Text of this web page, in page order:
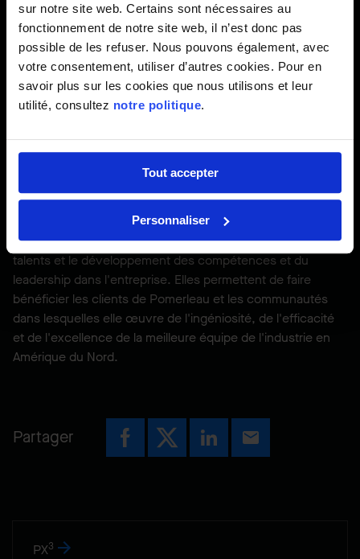
sur notre site web. Certains sont nécessaires au
fonctionnement de notre site web, il n’est donc pas
possible de les refuser. Nous pouvons également, avec
votre consentement, utiliser d’autres cookies. Pour en
savoir plus sur les cookies que nous utilisons et leur
utilité, consultez notre politique.
Tout accepter
Personnaliser
L'écosystème PX 3
permettra aussi de bonifier le processus
d'intégration des nouveaux employés. De Vancouver à St.
John's, ceux-ci bénéficieront d'un séjour au centre de
formation de Québec. Ils seront par la suite invités à visiter
le siège social de l'entreprise à Saint-Georges de Beauce
afin de se familiariser avec l'histoire et la culture de
l'entreprise.
nouvel employé recevra le soutien d'un spécialiste en
formation, qui lui créera un plan de développement
personnalisé. Ces initiatives, menées par l'équipe Culture &
Leadership visent la rétention et l'attraction des meilleurs
talents et le développement des compétences et du
leadership dans l'entreprise. Elles permettent de faire
bénéficier les clients de Pomerleau et les communautés
dans lesquelles elle œuvre de l'ingéniosité, de l'efficacité
et de l'excellence de la meilleure équipe de l'industrie en
Amérique du Nord.
Partager
PX3